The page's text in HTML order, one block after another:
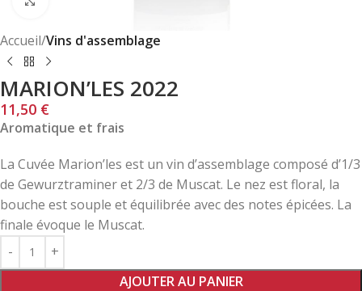
Accueil Vins d'assemblage
MARION’LES 2022
11,50 €
Aromatique et frais
La Cuvée Marion’les est un vin d’assemblage composé d’1/3
de Gewurztraminer et 2/3 de Muscat. Le nez est floral, la
bouche est souple et équilibrée avec des notes épicées. La
finale évoque le Muscat.
AJOUTER AU PANIER